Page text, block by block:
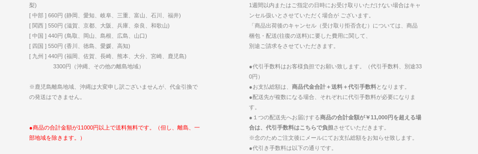
梨)
[ 中部 ] 660円 (静岡、愛知、岐阜、三重、富山、石川、福井)
[ 関西 ] 550円 (滋賀、京都、大阪、兵庫、奈良、和歌山)
[ 中国 ] 440円 (鳥取、岡山、島根、広島、山口)
[ 四国 ] 550円 (香川、徳島、愛媛、高知)
[ 九州 ] 440円 (福岡、佐賀、長崎、熊本、大分、宮崎、鹿児島)
3300円（沖縄、その他の離島地域）
※鹿児島離島地域、沖縄は大変申し訳ございませんが、代金引換で
の発送はできません。
●商品の合計金額が11000円以上で送料無料です。（但し、離島、一
部地域を除きます。）
1週間以内またはご指定の日時にお受け取りいただけない場合はキャ
ンセル扱いとさせていただく場合が ございます。
「商品出荷後のキャンセル（受け取り拒否含む）については、商品
梱包・配送(往復の送料)に要した費用に関して、
別途ご請求をさせていただきます。
●代引手数料はお客様負担でお願い致します。（代引手数料、別途33
0円）
●お支払総額は、 商品代金合計＋送料＋代引手数料となります。
●配送先が複数になる場合、それぞれに代引手数料が必要になりま
す。
●１つの配送先へお届けする商品の合計金額が￥11,000円を超える場
合は、代引手数料はこちらで負担させていただきます。
※念のためご注文後にメールにてお支払総額をお知らせ致します。
●代引き手数料は以下の通りです。